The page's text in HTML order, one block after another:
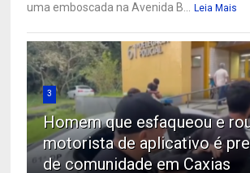
uma emboscada na Avenida B...
Leia Mais
3
Homem que esfaqueou e
motorista de aplicativo é
de comunidade em Caxias